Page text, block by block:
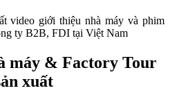
video giới thiệu nhà máy và phim
ty B2B, FDI tại Việt Nam
máy & Factory Tour
xuất